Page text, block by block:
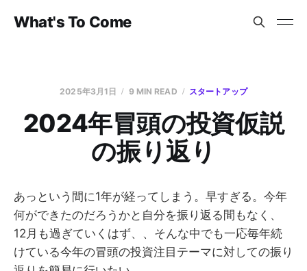
What's To Come
2025年3月1日 9 MIN READ スタートアップ
2024年冒頭の投資仮説
の振り返り
あっという間に1年が経ってしまう。早すぎる。今年
何ができたのだろうかと自分を振り返る間もなく、
12月も過ぎていくはず、、そんな中でも一応毎年続
けている今年の冒頭の投資注目テーマに対しての振り